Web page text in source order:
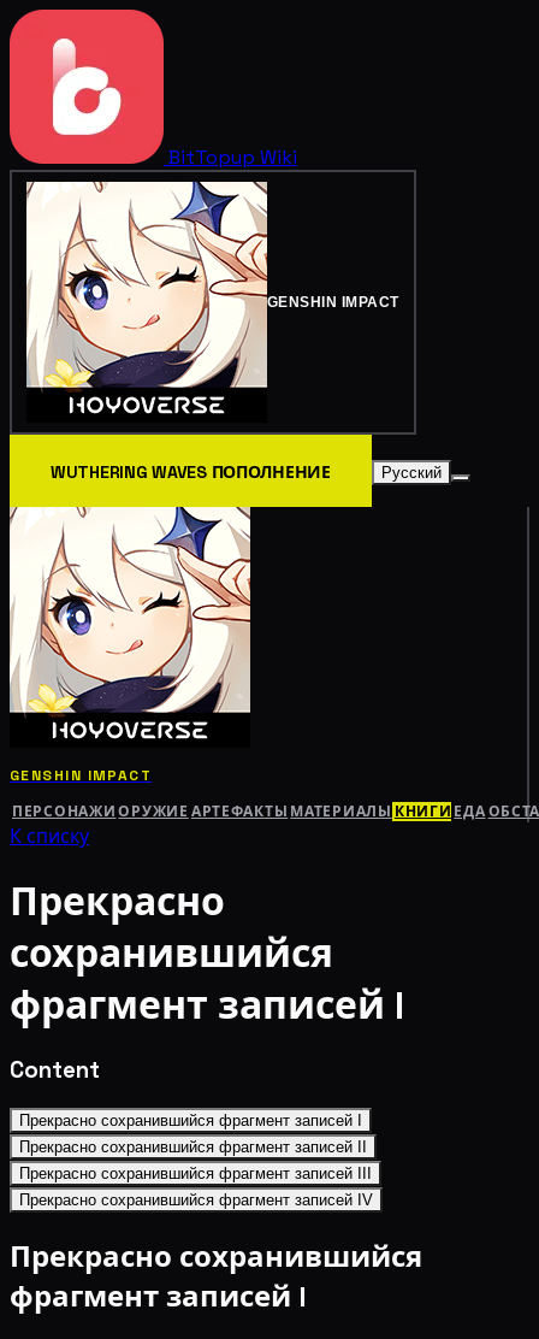
BitTopup Wiki
GENSHIN IMPACT
WUTHERING WAVES ПОПОЛНЕНИЕ Русский
GENSHIN IMPACT
ПЕРСОНАЖИ ОРУЖИЕ АРТЕФАКТЫ МАТЕРИАЛЫ КНИГИ ЕДА
К списку
Прекрасно
сохранившийся
фрагмент записей I
Content
Прекрасно сохранившийся фрагмент записей I
Прекрасно сохранившийся фрагмент записей II
Прекрасно сохранившийся фрагмент записей III
Прекрасно сохранившийся фрагмент записей IV
Прекрасно сохранившийся
фрагмент записей I